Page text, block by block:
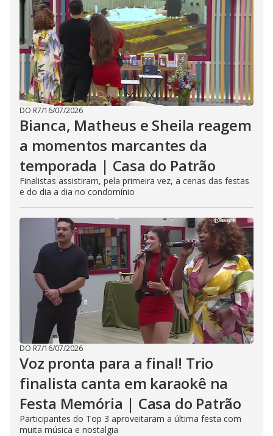
DO R7/16/07/2026
Bianca, Matheus e Sheila reagem
a momentos marcantes da
temporada | Casa do Patrão
Finalistas assistiram, pela primeira vez, a cenas das festas
e do dia a dia no condomínio
DO R7/16/07/2026
Voz pronta para a final! Trio
finalista canta em karaokê na
Festa Memória | Casa do Patrão
Participantes do Top 3 aproveitaram a última festa com
muita música e nostalgia